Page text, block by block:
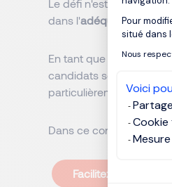
Pour
situé dans
Nous
Voici
Le défi n'est donc pas
dans l'adéquation entre
En tant que
candidats sont
particulièrement
Dans ce contexte,
Facilitez vos